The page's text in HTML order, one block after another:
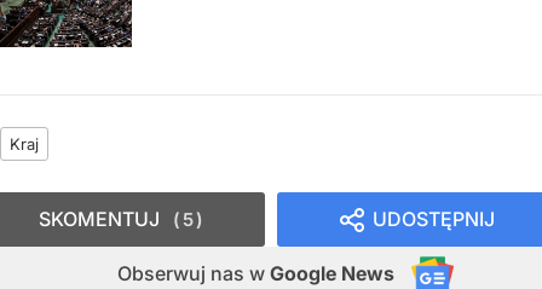
Kraj
UDOSTĘPNIJ
Obserwuj nas w Google News
SKOMENTUJ 5